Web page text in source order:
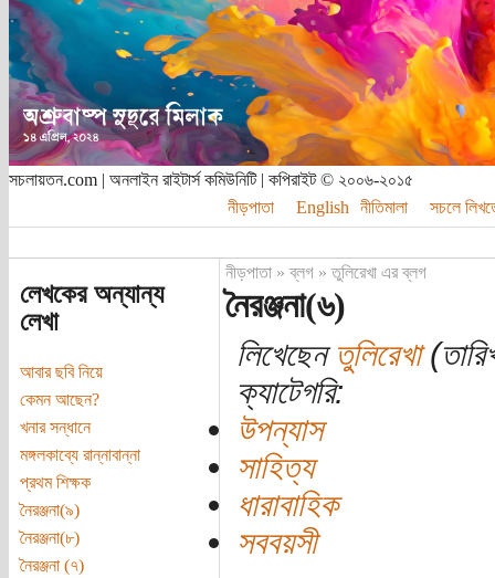
সচলায়তন.com | অনলাইন রাইটার্স কমিউনিটি | কপিরাইট © ২০০৬-২০১৫
নীড়পাতা
English নীতিমালা সচলে
লেখকের অন্যান্য
লেখা
আবার ছবি নিয়ে
কেমন আছেন?
খনার সন্ধানে
মঙ্গলকাব্যে রান্নাবান্না
প্রথম শিক্ষক
নৈরঞ্জনা(৯)
নৈরঞ্জনা(৮)
নৈরঞ্জনা (৭)
নীড়পাতা»ব্লগ»তুলিরেখা এর ব্লগ
নৈরঞ্জনা(৬)
লিখেছেনতুলিরেখা
ক্যাটেগরি:
উপন্যাস
সাহিত্য
ধারাবাহিক
সববয়সী